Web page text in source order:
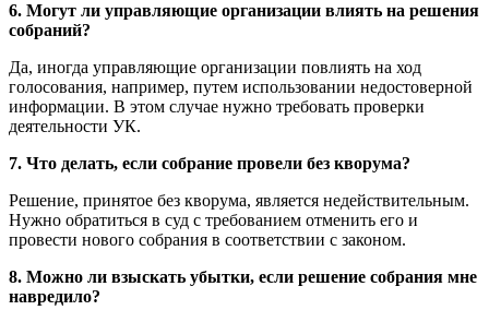
6. Могут ли управляющие организации влиять на решения
собраний?
Да, иногда управляющие организации повлиять на ход
голосования, например, путем использовании недостоверной
информации. В этом случае нужно требовать проверки
деятельности УК.
7. Что делать, если собрание провели без кворума?
Решение, принятое без кворума, является недействительным.
Нужно обратиться в суд с требованием отменить его и
провести нового собрания в соответствии с законом.
8. Можно ли взыскать убытки, если решение собрания мне
навредило?